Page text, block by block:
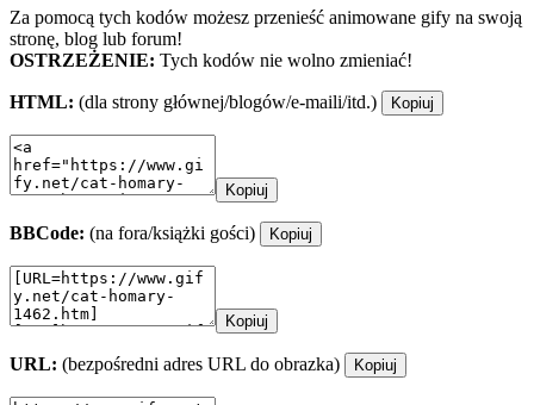
Za pomocą tych kodów możesz przenieść animowane gify na swoją
stronę, blog lub forum!
OSTRZEŻENIE: Tych kodów nie wolno zmieniać!
HTML: (dla strony głównej/blogów/e-maili/itd.) Kopiuj
Kopiuj
BBCode: (na fora/książki gości) Kopiuj
Kopiuj
URL: (bezpośredni adres URL do obrazka) Kopiuj